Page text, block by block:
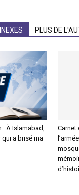
PLUS DE
: À Islamabad,
a brisé ma
Carnet